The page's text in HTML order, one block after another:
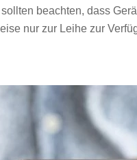
beachten, dass
nur zur Leihe zur